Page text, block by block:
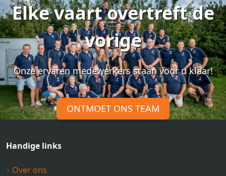
Elke vaart overtreft de
vorige
Onze ervaren medewerkers staan voor u klaar!
ONTMOET ONS TEAM
Handige links
Over ons